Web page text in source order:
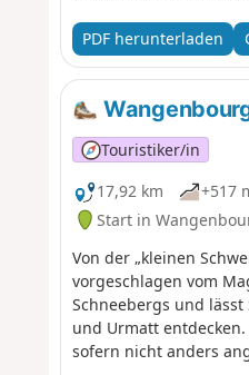
PDF herunterladen
Touristiker/in
17,92 km
+517
Start in
Von der „kleinen
vorgeschlagen vom
Schneebergs und
und Urmatt entdecken.
sofern nicht anders